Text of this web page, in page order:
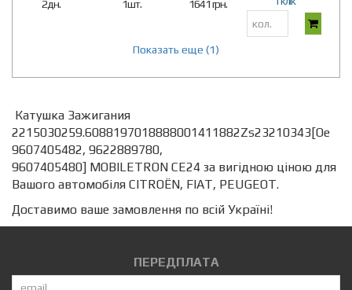
2дн. 1шт. 1641 грн.
Показать еще (1)
Катушка Зажигания
2215030259.6088197018888001411882Zs23210343[Oe
9607405482, 9622889780,
9607405480] MOBILETRON CE24 за вигідною ціною для
Вашого автомобіля CITROËN, FIAT, PEUGEOT.
Доставимо ваше замовлення по всій Україні!
ПЕРЕДПЛАТА